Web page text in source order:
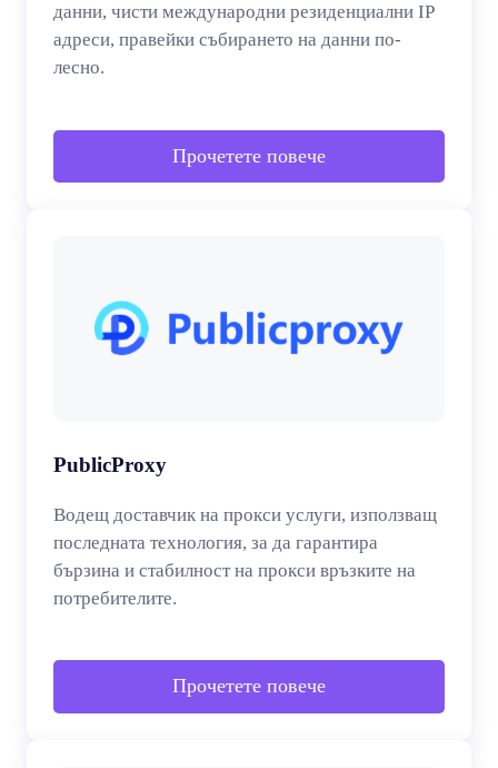
данни, чисти международни резиденциални IP
адреси, правейки събирането на данни по-
лесно.
Прочетете повече
PublicProxy
Водещ доставчик на прокси услуги, използващ
последната технология, за да гарантира
бързина и стабилност на прокси връзките на
потребителите.
Прочетете повече